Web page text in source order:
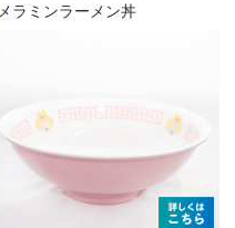
メラミンラーメン丼